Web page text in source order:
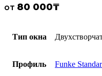
от 80 000₸
Тип окна
Профиль Funke